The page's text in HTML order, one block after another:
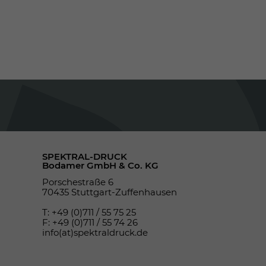
SPEKTRAL-DRUCK
Bodamer GmbH & Co. KG
Porschestraße 6
70435 Stuttgart-Zuffenhausen
T: +49 (0)711 / 55 75 25
F: +49 (0)711 / 55 74 26
info(at)spektraldruck.de